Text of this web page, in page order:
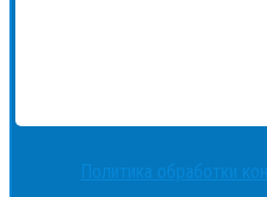
Политика обработки